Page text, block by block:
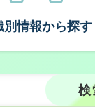
別情報から探す